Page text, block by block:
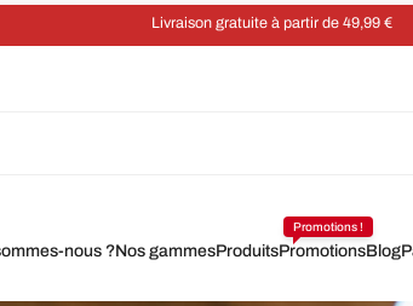
Économisez 5 % sur chaque commande grâce à un
nous ?Nos gammesProduitsPromotions
Promotions !
Blog